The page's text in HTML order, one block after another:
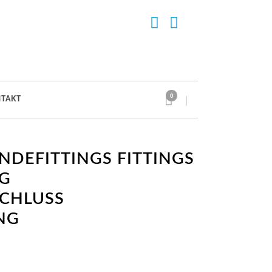
0
FITTINGS